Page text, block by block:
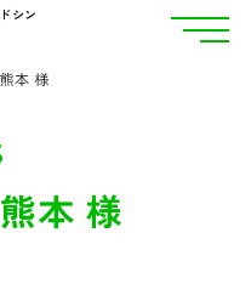
シン
本 様
本 様